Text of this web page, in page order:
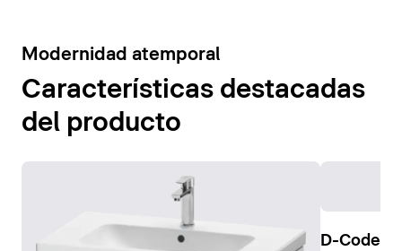
10
Modernidad atemporal
Características destacadas
del producto
D-Code